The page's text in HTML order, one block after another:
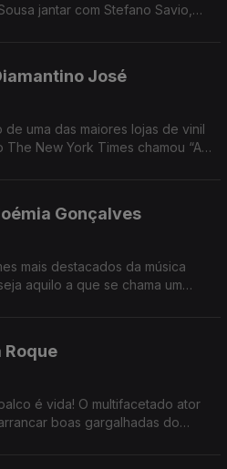
jantar com Stefano Savio,
José
uma das maiores lojas de vinil
New York Times chamou “A
Gonçalves
mais destacados da música
aquilo a que se chama um
Roque
é vida! O multifacetado ator
boas gargalhadas do